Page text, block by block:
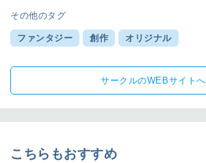
その他のタグ
ファンタジー 創作 オリジナル
サークルのWEBサイトへ
こちらもおすすめ